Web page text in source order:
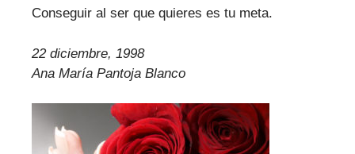
Conseguir al ser que quieres es tu meta.
22 diciembre, 1998
Ana María Pantoja Blanco